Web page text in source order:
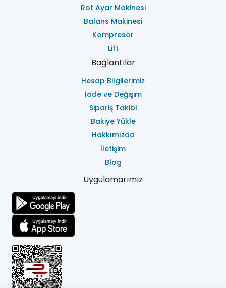
Rot Ayar Makinesi
Balans Makinesi
Kompresör
Lift
Bağlantılar
Hesap Bilgilerimiz
İade ve Değişim
Sipariş Takibi
Bakiye Yükle
Hakkımızda
İletişim
Blog
Uygulamarımız